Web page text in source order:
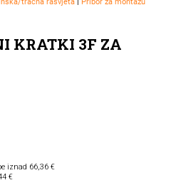
KRATKI 3F ZA
iznad 66,36 €
€